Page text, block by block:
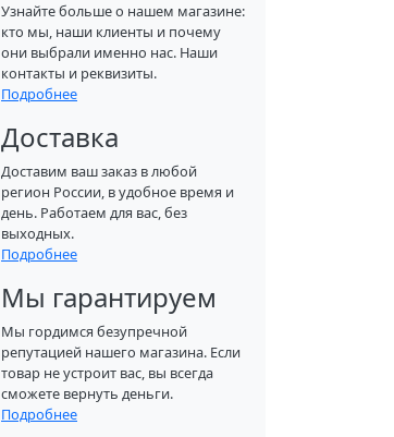
Узнайте больше о нашем магазине:
кто мы, наши клиенты и почему
они выбрали именно нас. Наши
контакты и реквизиты.
Подробнее
Доставка
Доставим ваш заказ в любой
регион России, в удобное время и
день. Работаем для вас, без
выходных.
Подробнее
Мы гарантируем
Мы гордимся безупречной
репутацией нашего магазина. Если
товар не устроит вас, вы всегда
сможете вернуть деньги.
Подробнее